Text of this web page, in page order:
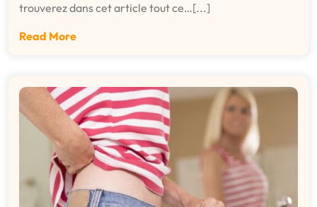
trouverez dans cet article tout ce…[...]
Read More